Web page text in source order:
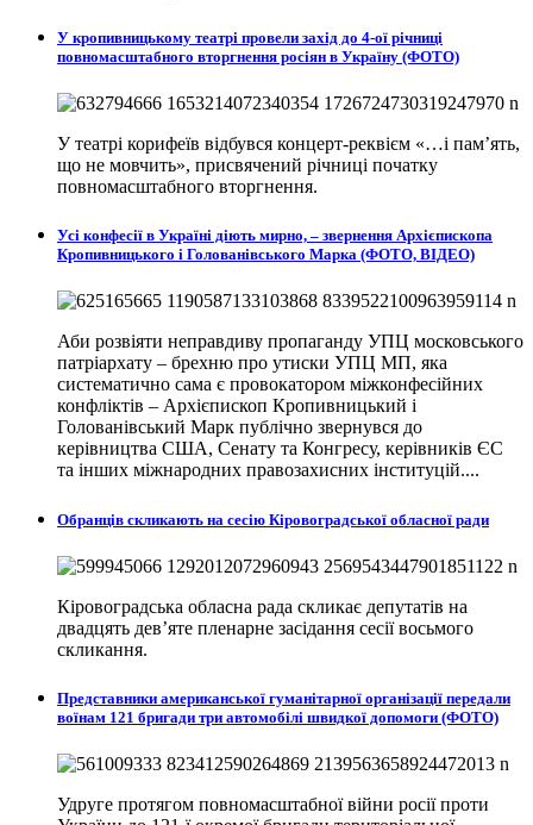
У кропивницькому театрі провели захід до 4-ої річниці
повномасштабного вторгнення росіян в Україну (ФОТО)
У театрі корифеїв відбувся концерт-реквієм «…і пам’ять,
що не мовчить», присвячений річниці початку
повномасштабного вторгнення.
Усі конфесії в Україні діють мирно, – звернення Архієпископа
Кропивницького і Голованівського Марка (ФОТО, ВІДЕО)
Аби розвіяти неправдиву пропаганду УПЦ московського
патріархату – брехню про утиски УПЦ МП, яка
систематично сама є провокатором міжконфесійних
конфліктів – Архієпископ Кропивницький і
Голованівський Марк публічно звернувся до
керівництва США, Сенату та Конгресу, керівників ЄС
та інших міжнародних правозахисних інституцій....
Обранців скликають на сесію Кіровоградської обласної ради
Кіровоградська обласна рада скликає депутатів на
двадцять дев’яте пленарне засідання сесії восьмого
скликання.
Представники американської гуманітарної організації передали
воїнам 121 бригади три автомобілі швидкої допомоги (ФОТО)
Удруге протягом повномасштабної війни росії проти